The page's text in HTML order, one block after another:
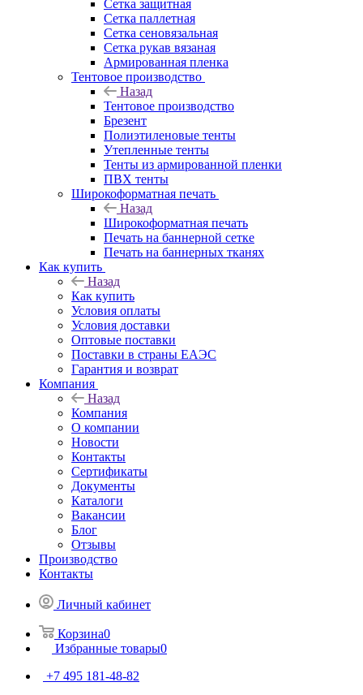
Сетка защитная
Сетка паллетная
Сетка сеновязальная
Сетка рукав вязаная
Армированная пленка
Тентовое производство
Назад
Тентовое производство
Брезент
Полиэтиленовые тенты
Утепленные тенты
Тенты из армированной пленки
ПВХ тенты
Широкоформатная печать
Назад
Широкоформатная печать
Печать на баннерной сетке
Печать на баннерных тканях
Как купить
Назад
Как купить
Условия оплаты
Условия доставки
Оптовые поставки
Поставки в страны ЕАЭС
Гарантия и возврат
Компания
Назад
Компания
О компании
Новости
Контакты
Сертификаты
Документы
Каталоги
Вакансии
Блог
Отзывы
Производство
Контакты
Личный кабинет
Корзина0
Избранные товары0
+7 495 181-48-82